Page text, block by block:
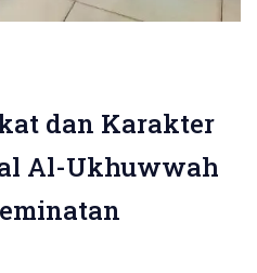
dan Karakter
Al-Ukhuwwah